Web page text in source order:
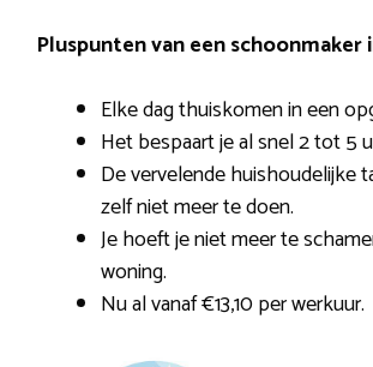
Pluspunten van een schoonmaker
Elke dag thuiskomen in een
Het bespaart je al snel 2 tot 5
De vervelende huishoudelijke
zelf niet meer te doen.
Je hoeft je niet meer te
woning.
Nu al vanaf €13,10 per werkuur.